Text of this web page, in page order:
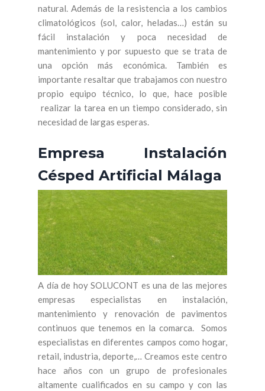
natural. Además de la resistencia a los cambios
climatológicos (sol, calor, heladas…) están su
fácil instalación y poca necesidad de
mantenimiento y por supuesto que se trata de
una opción más económica. También es
importante resaltar que trabajamos con nuestro
propio equipo técnico, lo que, hace posible
realizar la tarea en un tiempo considerado, sin
necesidad de largas esperas.
Empresa Instalación
Césped Artificial Málaga
A día de hoy SOLUCONT es una de las mejores
empresas especialistas en instalación,
mantenimiento y renovación de pavimentos
continuos que tenemos en la comarca. Somos
especialistas en diferentes campos como hogar,
retail, industria, deporte,… Creamos este centro
hace años con un grupo de profesionales
altamente cualificados en su campo y con las